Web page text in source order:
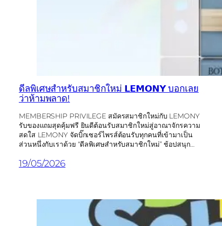
ดีลพิเศษสำหรับสมาชิกใหม่ 𝗟𝗘𝗠𝗢𝗡𝗬 บอกเลย
ว่าห้ามพลาด!
MEMBERSHIP PRIVILEGE สมัครสมาชิกใหม่กับ LEMONY
รับของแถมสุดคุ้มฟรี ยินดีต้อนรับสมาชิกใหม่สู่อาณาจักรความ
สดใส LEMONY จัดบิ๊กเซอร์ไพรส์ต้อนรับทุกคนที่เข้ามาเป็น
ส่วนหนึ่งกับเราด้วย “ดีลพิเศษสำหรับสมาชิกใหม่” ช้อปสนุก…
19/05/2026